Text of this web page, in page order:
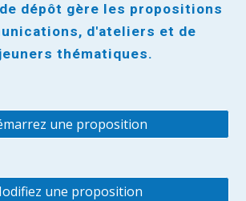
dépôt gère les propositions
d'ateliers et de
thématiques.
une proposition
une proposition